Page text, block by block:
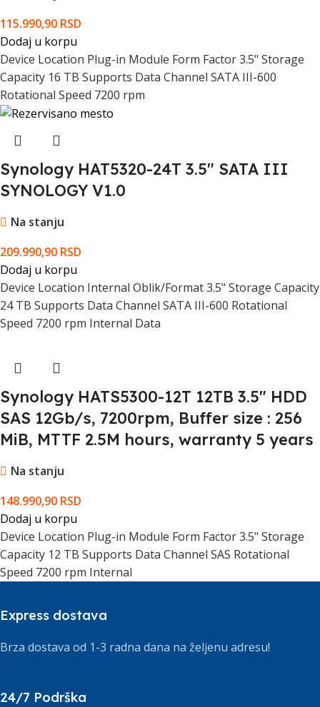
115.990,90 RSD
Dodaj u korpu
Device Location Plug-in Module Form Factor 3.5" Storage
Capacity 16 TB Supports Data Channel SATA III-600
Rotational Speed 7200 rpm
Synology HAT5320-24T 3.5" SATA III
SYNOLOGY V1.0
Na stanju
209.990,90 RSD
Dodaj u korpu
Device Location Internal Oblik/Format 3.5" Storage Capacity
24 TB Supports Data Channel SATA III-600 Rotational
Speed 7200 rpm Internal Data
Synology HATS5300-12T 12TB 3.5" HDD
SAS 12Gb/s, 7200rpm, Buffer size : 256
MiB, MTTF 2.5M hours, warranty 5 years
Na stanju
148.990,90 RSD
Dodaj u korpu
Device Location Plug-in Module Form Factor 3.5" Storage
Capacity 12 TB Supports Data Channel SAS Rotational
Speed 7200 rpm Internal
Express dostava
Brza dostava od 1-3 radna dana na željenu adresu!
24/7 Podrška